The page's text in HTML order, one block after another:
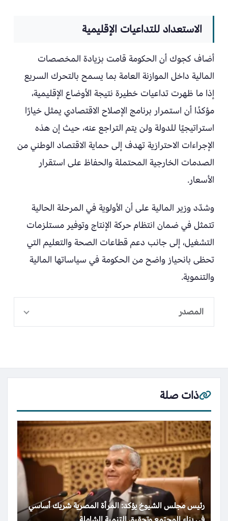
الاستعداد للتداعيات الإقليمية
أضاف كجوك أن الحكومة قامت بزيادة المخصصات
المالية داخل الموازنة العامة بما يسمح بالتحرك السريع
إذا ما ظهرت تداعيات خطيرة نتيجة الأوضاع الإقليمية،
مؤكدًا أن استمرار برنامج الإصلاح الاقتصادي يمثل خيارًا
استراتيجيًا للدولة ولن يتم التراجع عنه، حيث إن هذه
الإجراءات الاحترازية تهدف إلى حماية الاقتصاد الوطني من
الصدمات الخارجية المحتملة والحفاظ على استقرار
الأسعار.
وشدّد وزير المالية على أن الأولوية في المرحلة الحالية
تتمثل في ضمان انتظام حركة الإنتاج وتوفير مستلزمات
التشغيل، إلى جانب دعم قطاعات الصحة والتعليم التي
تحظى بانحياز واضح من الحكومة في سياساتها المالية
والتنموية.
المصدر
ذات صلة
رئيس مجلس الشيوخ يؤكد: المرأة المصرية شريك أساسي